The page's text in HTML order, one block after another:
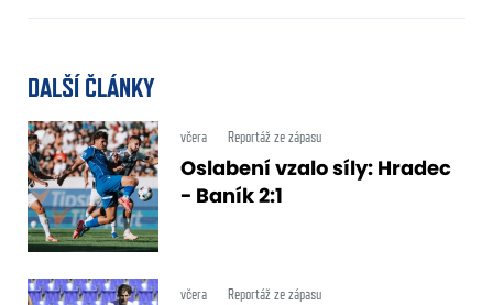
DALŠÍ ČLÁNKY
včera Reportáž ze zápasu
Oslabení vzalo síly: Hradec
- Baník 2:1
včera Reportáž ze zápasu